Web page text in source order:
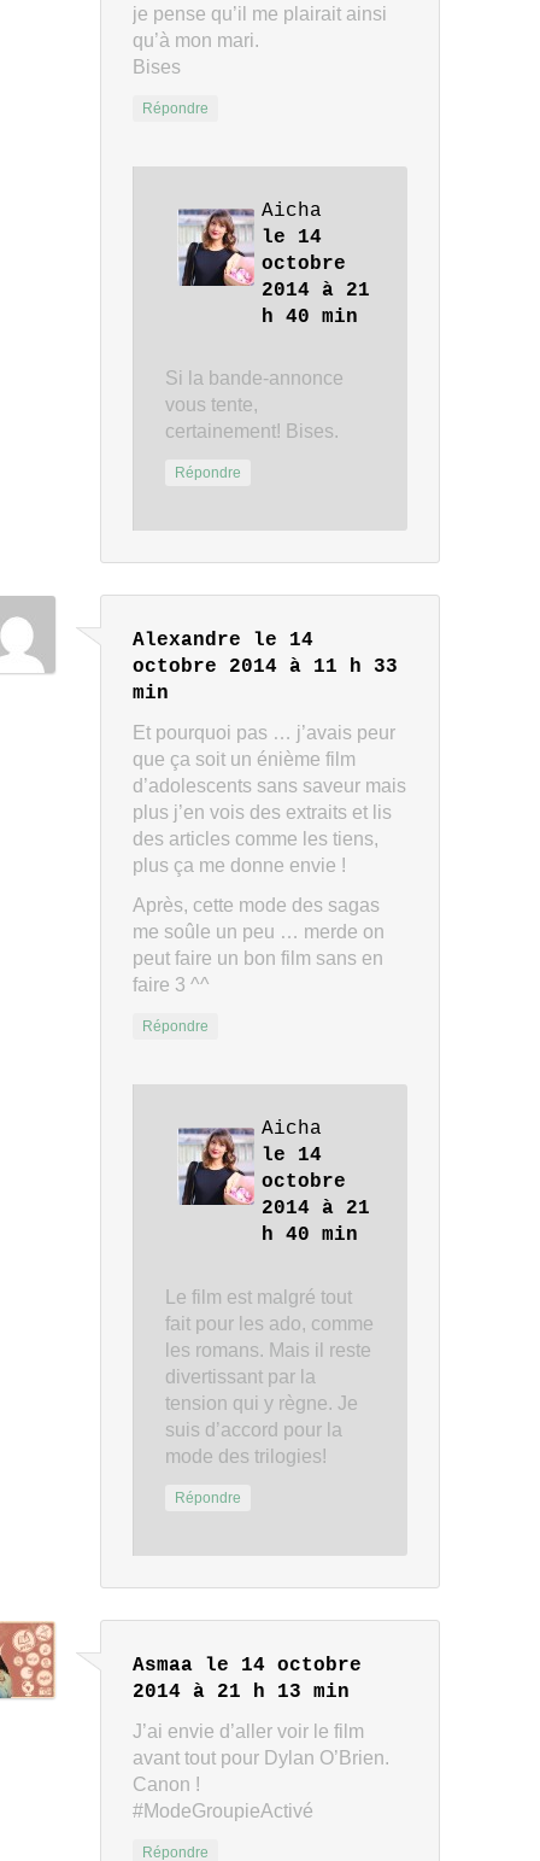
je pense qu’il me plairait ainsi
qu’à mon mari.
Bises
Répondre
Aicha
le 14
octobre
2014 à 21
h 40 min
Si la bande-annonce
vous tente,
certainement! Bises.
Répondre
Alexandre
le 14
octobre 2014 à 11 h 33
min
Et pourquoi pas … j’avais peur
que ça soit un énième film
d’adolescents sans saveur mais
plus j’en vois des extraits et lis
des articles comme les tiens,
plus ça me donne envie !
Après, cette mode des sagas
me soûle un peu … merde on
peut faire un bon film sans en
faire 3 ^^
Répondre
Aicha
le 14
octobre
2014 à 21
h 40 min
Le film est malgré tout
fait pour les ado, comme
les romans. Mais il reste
divertissant par la
tension qui y règne. Je
suis d’accord pour la
mode des trilogies!
Répondre
Asmaa
le 14 octobre
2014 à 21 h 13 min
J’ai envie d’aller voir le film
avant tout pour Dylan O’Brien.
Canon !
#ModeGroupieActivé
Répondre